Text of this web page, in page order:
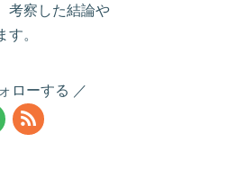
考察した結論や
。
ローする